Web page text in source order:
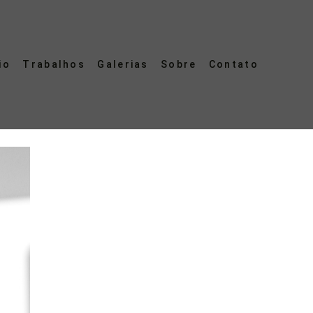
Trabalhos Galerias Sobre Contato